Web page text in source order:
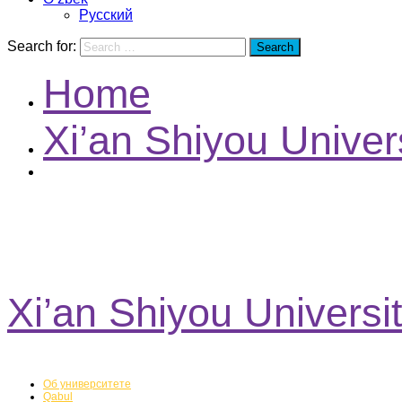
Русский
Search for: Search
Home
Xi’an Shiyou
Xi’an Shiyou
Об университете
Qabul